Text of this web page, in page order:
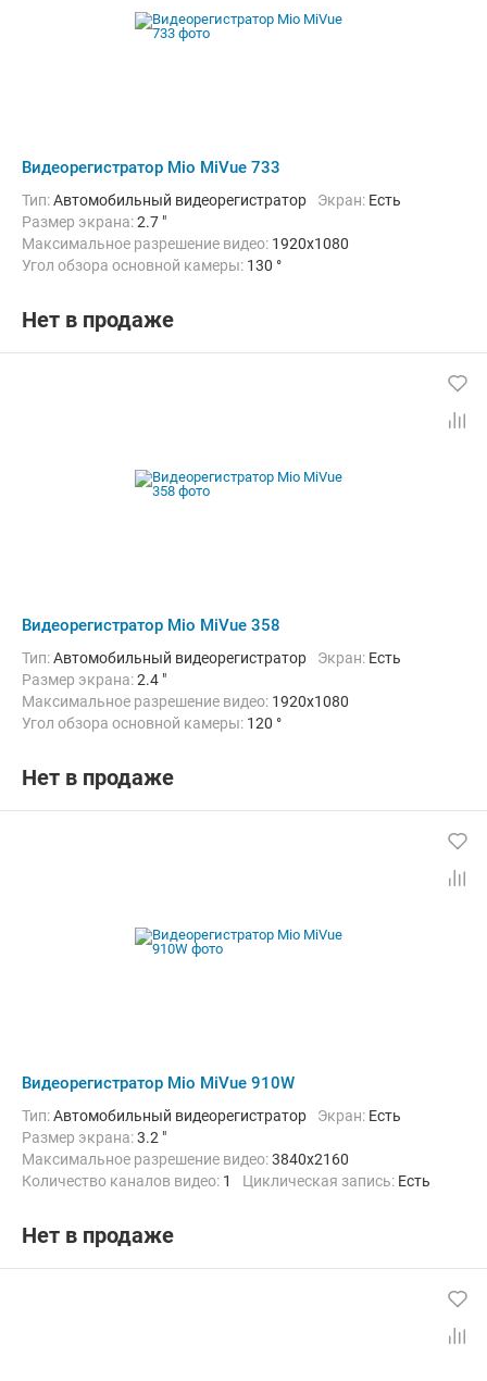
Видеорегистратор Mio MiVue 733
Тип:Автомобильный видеорегистратор Экран: Есть
Размер экрана:2.7 "
Максимальное разрешение видео: 1920x1080
Угол обзора основной камеры: 130 °
Дополнительно:
Нет в продаже
Видеорегистратор Mio MiVue 358
Тип:Автомобильный видеорегистратор Экран: Есть
Размер экрана:2.4 "
Максимальное разрешение видео: 1920x1080
Угол обзора основной камеры: 120 °
Дополнительно:
Нет в продаже
Видеорегистратор Mio MiVue 910W
Тип:Автомобильный видеорегистратор Экран: Есть
Размер экрана:3.2 "
Максимальное разрешение видео:3840x2160
Количество каналов видео: 1 Циклическая запись: Есть
Нет в продаже